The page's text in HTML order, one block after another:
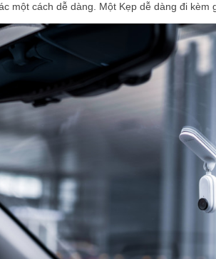
một cách dễ dàng. Một Kẹp dễ dàng đi kèm